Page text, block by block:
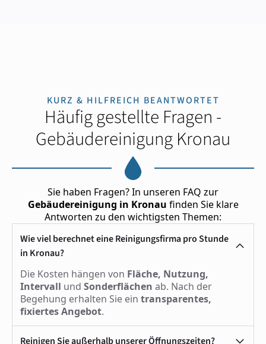
KURZ & HILFREICH BEANTWORTET
Häufig gestellte Fragen -
Gebäudereinigung Kronau
Sie haben Fragen? In unseren FAQ zur
Gebäudereinigung in Kronau finden Sie klare
Antworten zu den wichtigsten Themen:
Wie viel berechnet eine Reinigungsfirma pro Stunde
in Kronau?
Die Kosten hängen von Fläche, Nutzung,
Intervall und Sonderflächen ab. Nach der
Begehung erhalten Sie ein transparentes,
fixiertes Angebot.
Reinigen Sie außerhalb unserer Öffnungszeiten?